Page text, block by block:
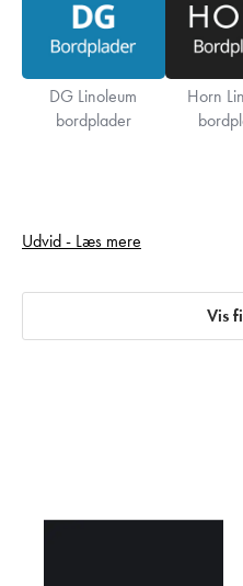
DG Linoleum
bordplader
Horn
Et godt valg, hvis du vil
kendt for sin elegance og
Linoleum er et bæredygtigt
Ring eller skriv til os for at få
Udvid - Læs mere
Vis